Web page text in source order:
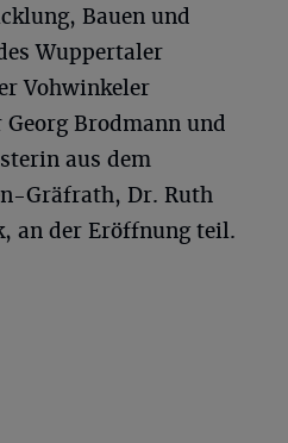
Bauen und
Wuppertaler
Vohwinkeler
Brodmann und
aus dem
Gräfrath, Dr. Ruth
an der Eröffnung teil.